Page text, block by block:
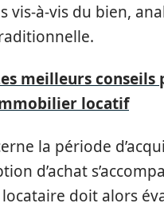
vis-à-vis du bien,
meilleurs conseils
locatif
la période
d’achat
doit alors